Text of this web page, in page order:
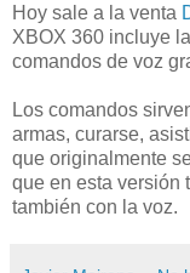
Hoy sale a la venta
XBOX 360 incluye
comandos de voz
Los comandos
armas, curarse,
que originalmente
que en esta versión
también con la voz.